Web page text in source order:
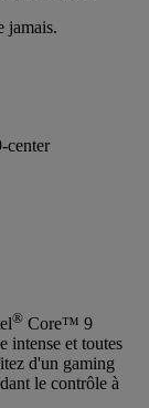
jamais.
® Core™ 9
intense et toutes
d'un gaming
le contrôle à